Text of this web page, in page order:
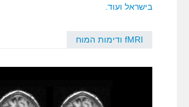
בישראל ועוד.
fMRI ודימות המוח